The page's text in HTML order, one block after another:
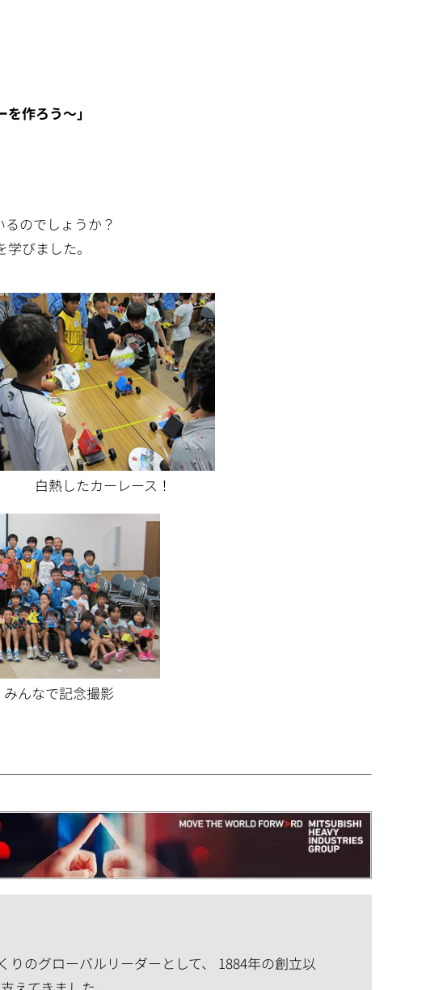
作ろう～」
のでしょうか？
びました。
白熱したカーレース！
んなで記念撮影
のグローバルリーダーとして、 1884年の創立以